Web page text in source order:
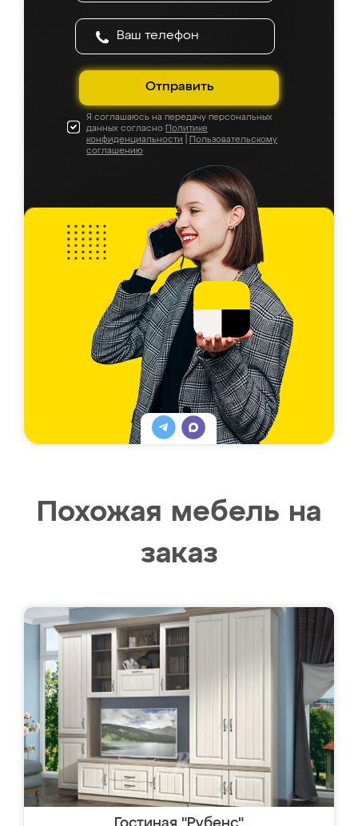
Отправить
Я соглашаюсь на передачу персональных
данных согласно Политике
конфиденциальности
Пользовательскому
соглашению
Похожая мебель на
заказ